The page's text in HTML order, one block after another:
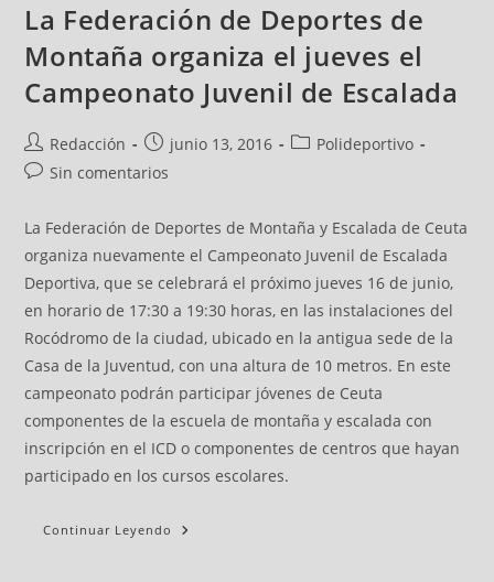
La Federación de Deportes de
Montaña organiza el jueves el
Campeonato Juvenil de Escalada
Redacción junio 13, 2016
Polideportivo
Sin comentarios
La Federación de Deportes de Montaña y Escalada de Ceuta
organiza nuevamente el Campeonato Juvenil de Escalada
Deportiva, que se celebrará el próximo jueves 16 de junio,
en horario de 17:30 a 19:30 horas, en las instalaciones del
Rocódromo de la ciudad, ubicado en la antigua sede de la
Casa de la Juventud, con una altura de 10 metros. En este
campeonato podrán participar jóvenes de Ceuta
componentes de la escuela de montaña y escalada con
inscripción en el ICD o componentes de centros que hayan
participado en los cursos escolares.
Continuar Leyendo